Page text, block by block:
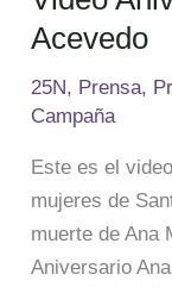
Acevedo
25N, Prensa,
Campaña
Este es el
mujeres de
muerte de Ana
Aniversario